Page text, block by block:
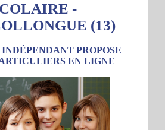
-
(13)
PROPOSE
EN LIGNE